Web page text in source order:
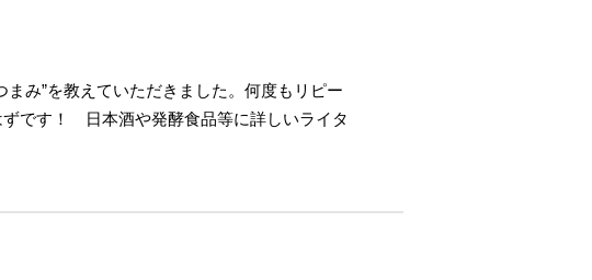
み”を教えていただきました。何度もリピー
ずです！ 日本酒や発酵食品等に詳しいライタ